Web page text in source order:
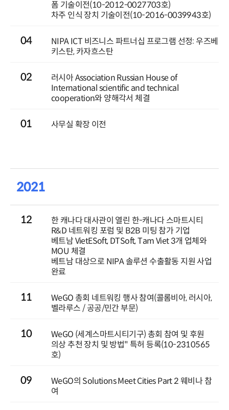
폼 기술이전(10-2012-0027703호)
차주 인식 장치 기술이전(10-2016-0039943호)
04
NIPA ICT 비즈니스 파트너십 프로그램 선정: 우즈베
키스탄, 카자흐스탄
02
러시아 Association Russian House of
International scientific and technical
cooperation와 양해각서 체결
01 사무실 확장 이전
2021
12
한 캐나다 대사관이 열린 한-캐나다 스마트시티
R&D 네트워킹 포럼 및 B2B 미팅 참가 기업
베트남 VietESoft, DTSoft, Tam Viet 3개 업체와
MOU 체결
베트남 대상으로 NIPA 솔루션 수출활동 지원 사업
완료
11
WeGO 총회 네트워킹 행사 참여(콜롬비아, 러시아,
벨라루스 / 공공/민간 부문)
10
WeGO (세계스마트시티기구) 총회 참여 및 후원
의상 추천 장치 및 방법" 특허 등록(10-2310565
호)
09
WeGO의 Solutions Meet Cities Part 2 웨비나 참
여